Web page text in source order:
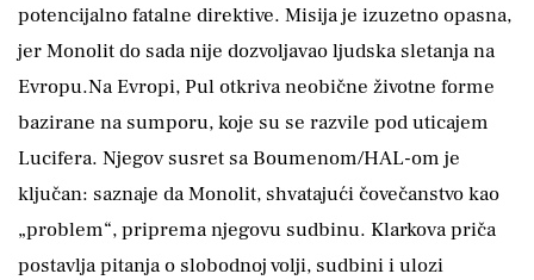
potencijalno fatalne direktive. Misija je izuzetno opasna,
jer Monolit do sada nije dozvoljavao ljudska sletanja na
Evropu.Na Evropi, Pul otkriva neobične životne forme
bazirane na sumporu, koje su se razvile pod uticajem
Lucifera. Njegov susret sa Boumenom/HAL-om je
ključan: saznaje da Monolit, shvatajući čovečanstvo kao
„problem“, priprema njegovu sudbinu. Klarkova priča
postavlja pitanja o slobodnoj volji, sudbini i ulozi